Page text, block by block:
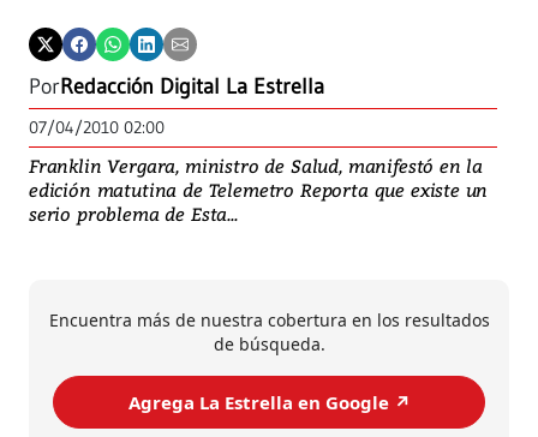
PorRedacción Digital La Estrella
07/04/2010 02:00
Franklin Vergara, ministro de Salud, manifestó en la
edición matutina de Telemetro Reporta que existe un
serio problema de Esta...
Encuentra más de nuestra cobertura en los resultados
de búsqueda.
Agrega La Estrella en Google ↗️